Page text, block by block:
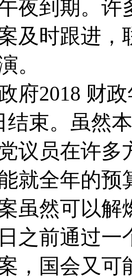
夜到期。许
及时跟进，
。
2018 财政
结束。虽然
议员在许多
就全年的预
虽然可以解
之前通过
，国会又可